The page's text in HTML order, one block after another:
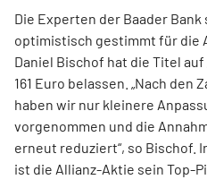
Die Experten der Baader
optimistisch gestimmt für die
Daniel Bischof hat die Titel auf
161 Euro belassen. „Nach den
haben wir nur kleinere
vorgenommen und die
erneut reduziert“, so Bischof.
ist die Allianz-Aktie sein Top-